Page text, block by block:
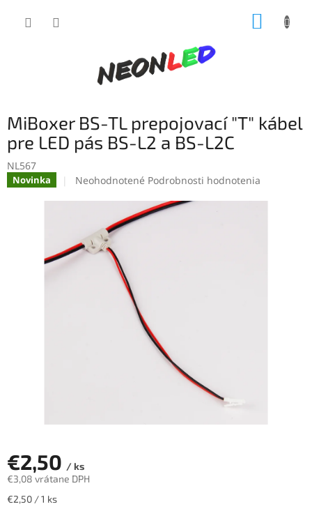
MiBoxer BS-TL prepojovací "T" kábel
pre LED pás BS-L2 a BS-L2C
NL567
Novinka
Priemerné
z
5
hviezdičiek.
Neohodnotené Podrobnosti hodnotenia
€2,50 / ks
€3,08 vrátane DPH
Jednotková
€2,50 / 1 ks